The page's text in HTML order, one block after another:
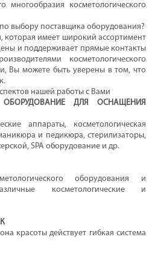
многообразия косметологического
выбору поставщика оборудования?
которая имеет широкий ассортимент
и поддерживает прямые контакты
косметологического
Вы можете быть уверены в том, что
нашей работы с Вами
ОБОРУДОВАНИЕ ДЛЯ ОСНАЩЕНИЯ
аппараты, косметологическая
и педикюра, стерилизаторы,
SPA оборудование и др.
оборудования и
косметологические и
красоты действует гибкая система